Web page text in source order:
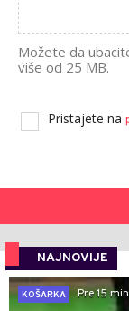
Možete da
više od 25 MB.
Pristajete na
NAJNOVIJE
KOŠARKA
Pre 15 min